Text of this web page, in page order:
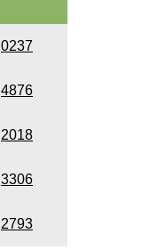
0237
4876
2018
3306
2793